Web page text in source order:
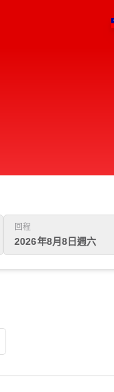
回程
2026年8月8日週六